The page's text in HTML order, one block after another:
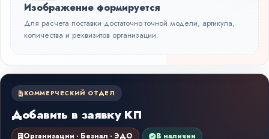
Изображение формируется
Для расчета поставки достаточно точной модели, артикула,
количества и реквизитов организации.
КОММЕРЧЕСКИЙ ОТДЕЛ
Добавить в заявку КП
Организации · Безнал · ЭДО В наличии